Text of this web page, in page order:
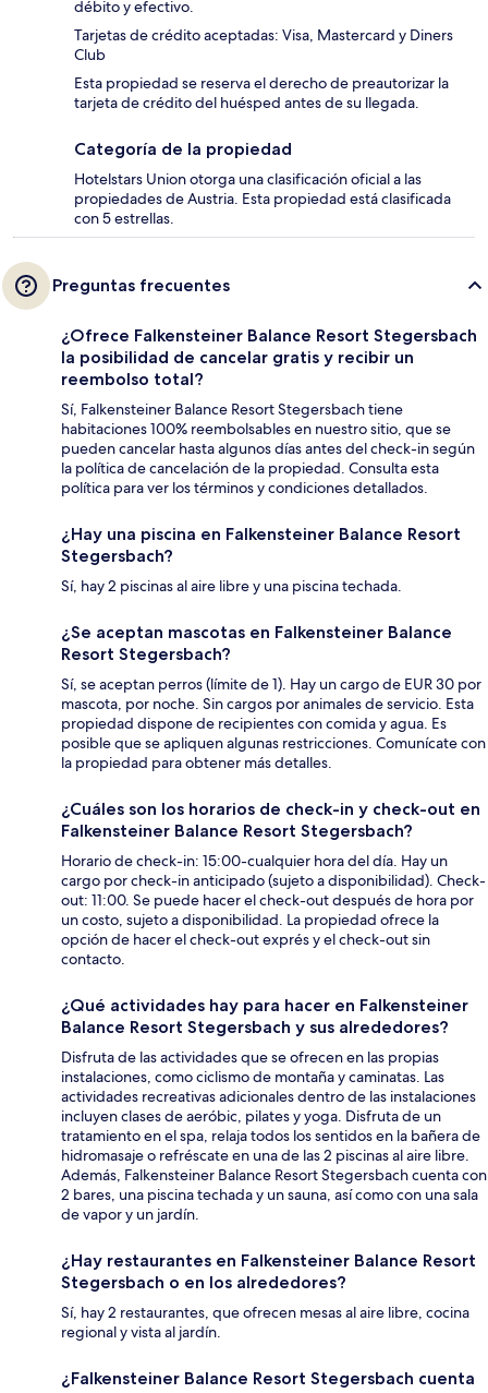
débito y efectivo.
Tarjetas de crédito aceptadas: Visa, Mastercard y Diners
Club
Esta propiedad se reserva el derecho de preautorizar la
tarjeta de crédito del huésped antes de su llegada.
Categoría de la propiedad
Hotelstars Union otorga una clasificación oficial a las
propiedades de Austria. Esta propiedad está clasificada
con 5 estrellas.
Preguntas frecuentes
¿Ofrece Falkensteiner Balance Resort Stegersbach
la posibilidad de cancelar gratis y recibir un
reembolso total?
Sí, Falkensteiner Balance Resort Stegersbach tiene
habitaciones 100% reembolsables en nuestro sitio, que se
pueden cancelar hasta algunos días antes del check-in según
la política de cancelación de la propiedad. Consulta esta
política para ver los términos y condiciones detallados.
¿Hay una piscina en Falkensteiner Balance Resort
Stegersbach?
Sí, hay 2 piscinas al aire libre y una piscina techada.
¿Se aceptan mascotas en Falkensteiner Balance
Resort Stegersbach?
Sí, se aceptan perros (límite de 1). Hay un cargo de EUR 30 por
mascota, por noche. Sin cargos por animales de servicio. Esta
propiedad dispone de recipientes con comida y agua. Es
posible que se apliquen algunas restricciones. Comunícate con
la propiedad para obtener más detalles.
¿Cuáles son los horarios de check-in y check-out en
Falkensteiner Balance Resort Stegersbach?
Horario de check-in: 15:00-cualquier hora del día. Hay un
cargo por check-in anticipado (sujeto a disponibilidad). Check-
out: 11:00. Se puede hacer el check-out después de hora por
un costo, sujeto a disponibilidad. La propiedad ofrece la
opción de hacer el check-out exprés y el check-out sin
contacto.
¿Qué actividades hay para hacer en Falkensteiner
Balance Resort Stegersbach y sus alrededores?
Disfruta de las actividades que se ofrecen en las propias
instalaciones, como ciclismo de montaña y caminatas. Las
actividades recreativas adicionales dentro de las instalaciones
incluyen clases de aeróbic, pilates y yoga. Disfruta de un
tratamiento en el spa, relaja todos los sentidos en la bañera de
hidromasaje o refréscate en una de las 2 piscinas al aire libre.
Además, Falkensteiner Balance Resort Stegersbach cuenta con
2 bares, una piscina techada y un sauna, así como con una sala
de vapor y un jardín.
¿Hay restaurantes en Falkensteiner Balance Resort
Stegersbach o en los alrededores?
Sí, hay 2 restaurantes, que ofrecen mesas al aire libre, cocina
regional y vista al jardín.
¿Falkensteiner Balance Resort Stegersbach cuenta